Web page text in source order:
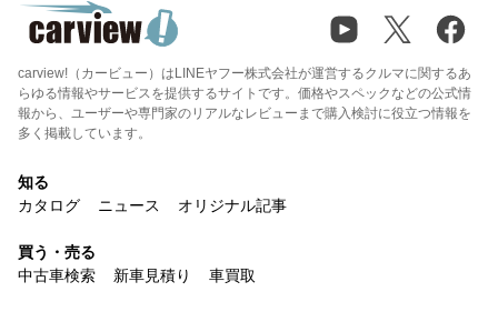
carview!（カービュー）はLINEヤフー株式会社が運営するクルマに関するあ
らゆる情報やサービスを提供するサイトです。価格やスペックなどの公式情
報から、ユーザーや専門家のリアルなレビューまで購入検討に役立つ情報を
多く掲載しています。
知る
カタログ
ニュース オリジナル記事
買う・売る
中古車検索
新車見積り 車買取